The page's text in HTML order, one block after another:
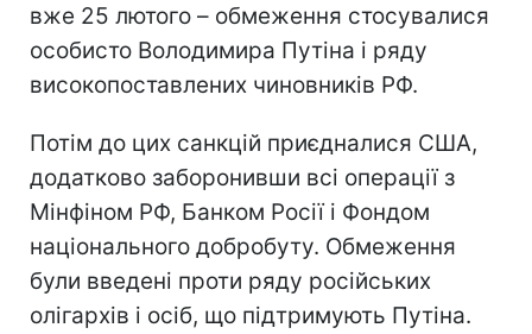
вже 25 лютого – обмеження стосувалися
особисто Володимира Путіна і ряду
високопоставлених чиновників РФ.
Потім до цих санкцій приєдналися США,
додатково заборонивши всі операції з
Мінфіном РФ, Банком Росії і Фондом
національного добробуту. Обмеження
були введені проти ряду російських
олігархів і осіб, що підтримують Путіна.